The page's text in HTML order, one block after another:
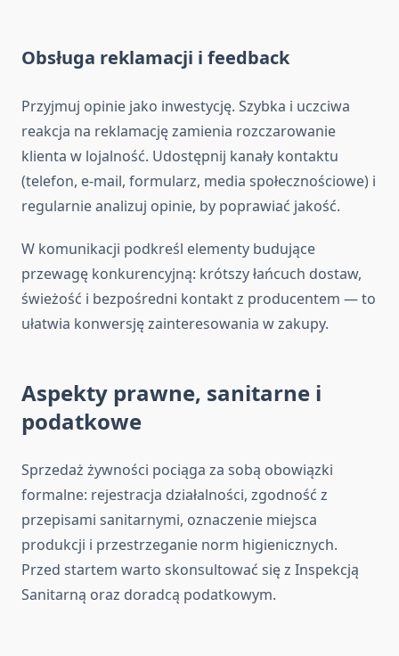
Obsługa reklamacji i feedback
Przyjmuj opinie jako inwestycję. Szybka i uczciwa
reakcja na reklamację zamienia rozczarowanie
klienta w lojalność. Udostępnij kanały kontaktu
(telefon, e-mail, formularz, media społecznościowe) i
regularnie analizuj opinie, by poprawiać jakość.
W komunikacji podkreśl elementy budujące
przewagę konkurencyjną: krótszy łańcuch dostaw,
świeżość i bezpośredni kontakt z producentem — to
ułatwia konwersję zainteresowania w zakupy.
Aspekty prawne, sanitarne i
podatkowe
Sprzedaż żywności pociąga za sobą obowiązki
formalne: rejestracja działalności, zgodność z
przepisami sanitarnymi, oznaczenie miejsca
produkcji i przestrzeganie norm higienicznych.
Przed startem warto skonsultować się z Inspekcją
Sanitarną oraz doradcą podatkowym.